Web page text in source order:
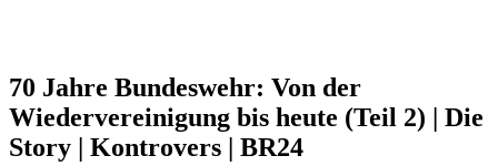
70 Jahre Bundeswehr: Von der
Wiedervereinigung bis heute (Teil 2) | Die
Story | Kontrovers | BR24